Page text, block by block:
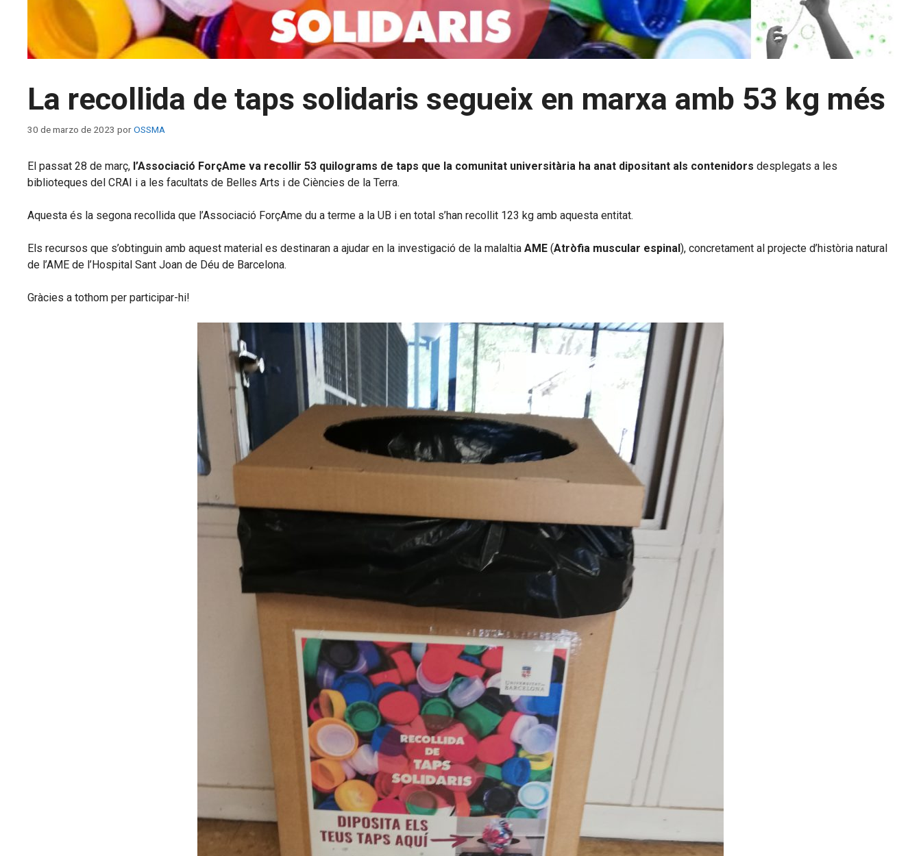
La recollida de taps solidaris segueix en marxa amb 53 kg més
30 de marzo de 2023 porOSSMA
El passat 28 de març, l’Associació ForçAme va recollir 53 quilograms de taps que la comunitat universitària ha anat dipositant als contenidors desplegats a les
biblioteques del CRAI i a les facultats de Belles Arts i de Ciències de la Terra.
Aquesta és la segona recollida que l’Associació ForçAme du a terme a la UB i en total s’han recollit 123 kg amb aquesta entitat.
Els recursos que s’obtinguin amb aquest material es destinaran a ajudar en la investigació de la malaltia AME (Atròfia muscular espinal), concretament al projecte d’història natural
de l’AME de l’Hospital Sant Joan de Déu de Barcelona.
Gràcies a tothom per participar-hi!